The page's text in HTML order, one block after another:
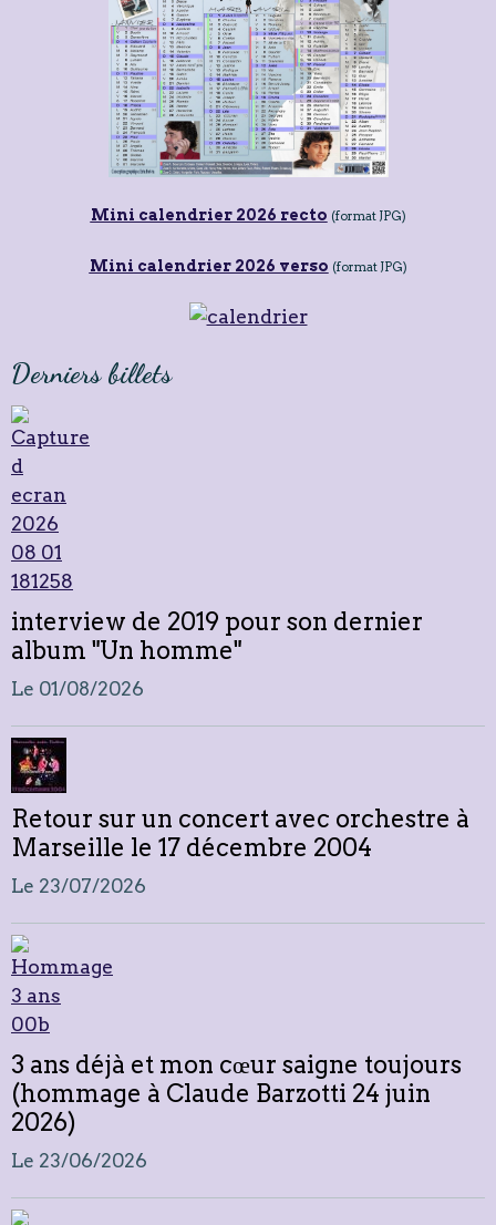
Mini calendrier 2026 recto (format JPG)
Mini calendrier 2026 verso (format JPG)
Derniers billets
interview de 2019 pour son dernier
album "Un homme"
Le 01/08/2026
Retour sur un concert avec orchestre à
Marseille le 17 décembre 2004
Le 23/07/2026
3 ans déjà et mon cœur saigne toujours
(hommage à Claude Barzotti 24 juin
2026)
Le 23/06/2026